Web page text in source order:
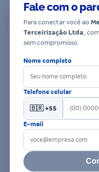
Fale com o
Para conectar você ao
Terceirização Ltda,
sem compromisso.
Nome completo
Telefone celular
🇧🇷 +55
E-mail